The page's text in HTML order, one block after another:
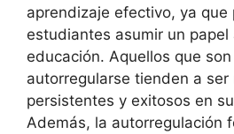
aprendizaje efectivo, ya que
estudiantes asumir un papel
educación. Aquellos que
autorregularse tienden a
persistentes y exitosos en
Además, la autorregulación